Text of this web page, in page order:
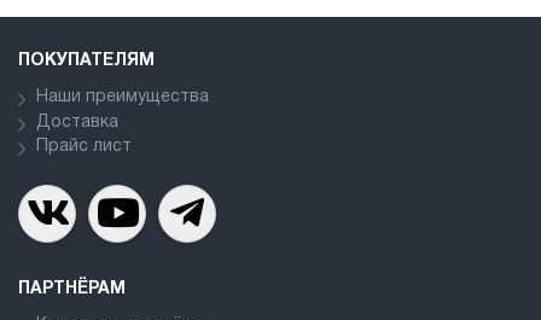
ПОКУПАТЕЛЯМ
Наши преимущества
Доставка
Прайс лист
ПАРТНЁРАМ